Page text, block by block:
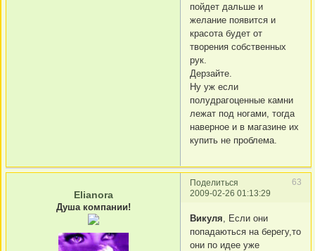
пойдет дальше и
желание появится и
красота будет от
творения собственных
рук.
Дерзайте.
Ну уж если
полудрагоценные камни
лежат под ногами, тогда
наверное и в магазине их
купить не проблема.
Поделиться
63
2009-02-26 01:13:29
Elianora
Душа компании!
Викуля , Если они
попадаються на берегу,то
они по идее уже